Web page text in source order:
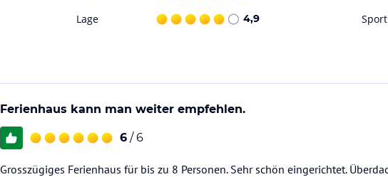
Lage 4,9
Ferienhaus kann man weiter empfehlen.
6 / 6
Grosszügiges Ferienhaus für bis zu 8 Personen. Sehr schön eingerichtet.